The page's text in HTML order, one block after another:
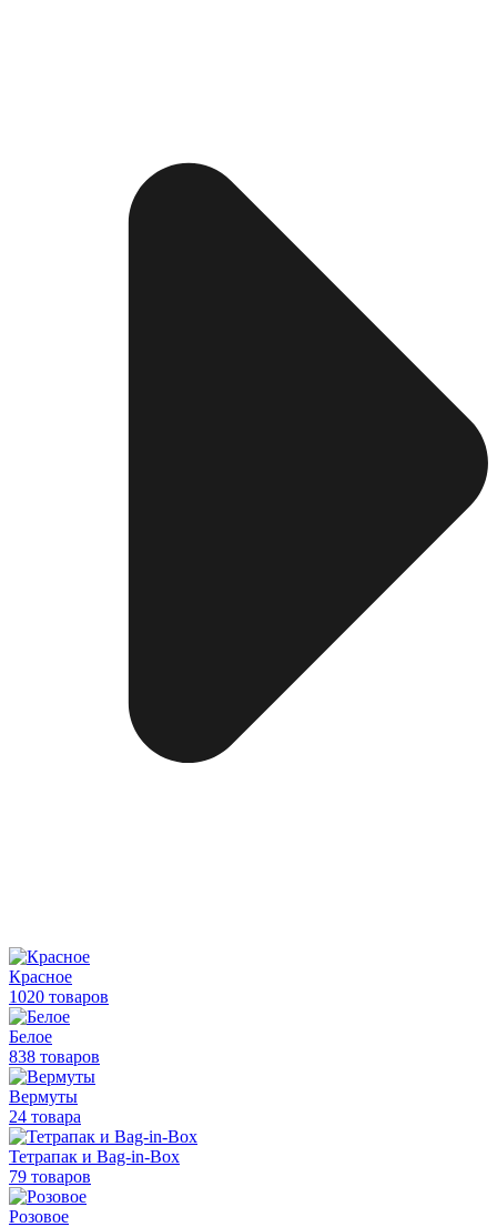
Красное
1020 товаров
Белое
838 товаров
Вермуты
24 товара
Тетрапак и Bag-in-Box
79 товаров
Розовое